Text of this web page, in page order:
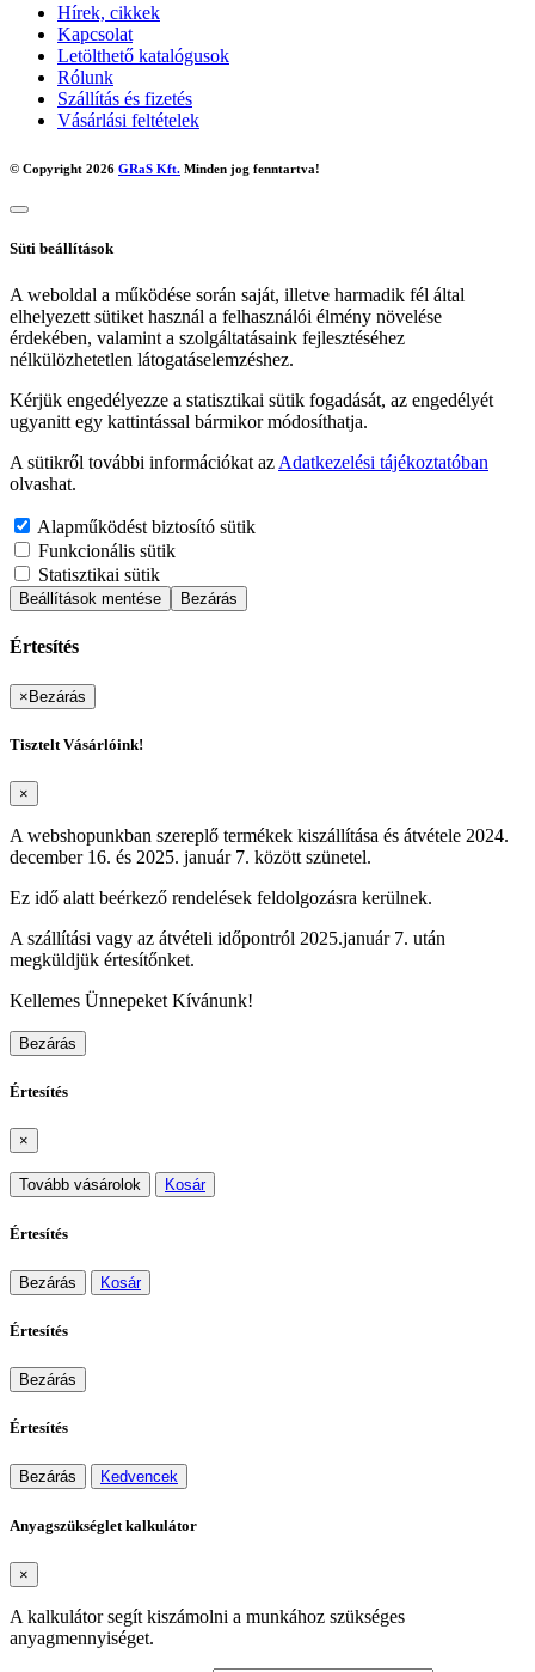
Hírek, cikkek
Kapcsolat
Letölthető katalógusok
Rólunk
Szállítás és fizetés
Vásárlási feltételek
© Copyright 2026 GRaS Kft. Minden jog fenntartva!
Süti beállítások
A weboldal a működése során saját, illetve harmadik fél által
elhelyezett sütiket használ a felhasználói élmény növelése
érdekében, valamint a szolgáltatásaink fejlesztéséhez
nélkülözhetetlen látogatáselemzéshez.
Kérjük engedélyezze a statisztikai sütik fogadását, az engedélyét
ugyanitt egy kattintással bármikor módosíthatja.
A sütikről további információkat az Adatkezelési tájékoztatóban
olvashat.
Alapműködést biztosító sütik
Funkcionális sütik
Statisztikai sütik
Beállítások mentése Bezárás
Értesítés
× Bezárás
Tisztelt Vásárlóink!
×
A webshopunkban szereplő termékek kiszállítása és átvétele 2024.
december 16. és 2025. január 7. között szünetel.
Ez idő alatt beérkező rendelések feldolgozásra kerülnek.
A szállítási vagy az átvételi időpontról 2025.január 7. után
megküldjük értesítőnket.
Kellemes Ünnepeket Kívánunk!
Bezárás
Értesítés
×
Tovább vásárolok Kosár
Értesítés
Bezárás Kosár
Értesítés
Bezárás
Értesítés
Bezárás Kedvencek
Anyagszükséglet kalkulátor
×
A kalkulátor segít kiszámolni a munkához szükséges
anyagmennyiséget.